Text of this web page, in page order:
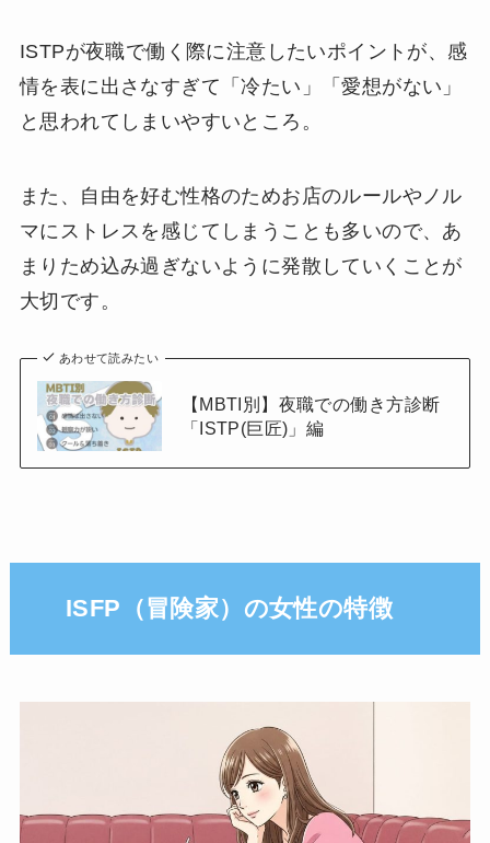
ISTPが夜職で働く際に注意したいポイントが、感
情を表に出さなすぎて「冷たい」「愛想がない」
と思われてしまいやすいところ。
また、自由を好む性格のためお店のルールやノル
マにストレスを感じてしまうことも多いので、あ
まりため込み過ぎないように発散していくことが
大切です。
あわせて読みたい
【MBTI別】夜職での働き方診断
「ISTP(巨匠)」編
ISFP（冒険家）の女性の特徴